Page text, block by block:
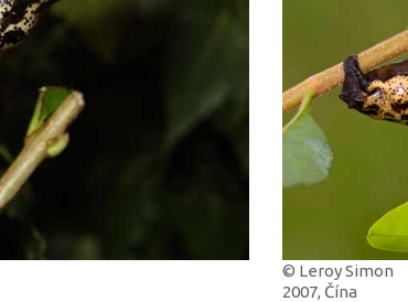
© Leroy Simon
2007, Čína